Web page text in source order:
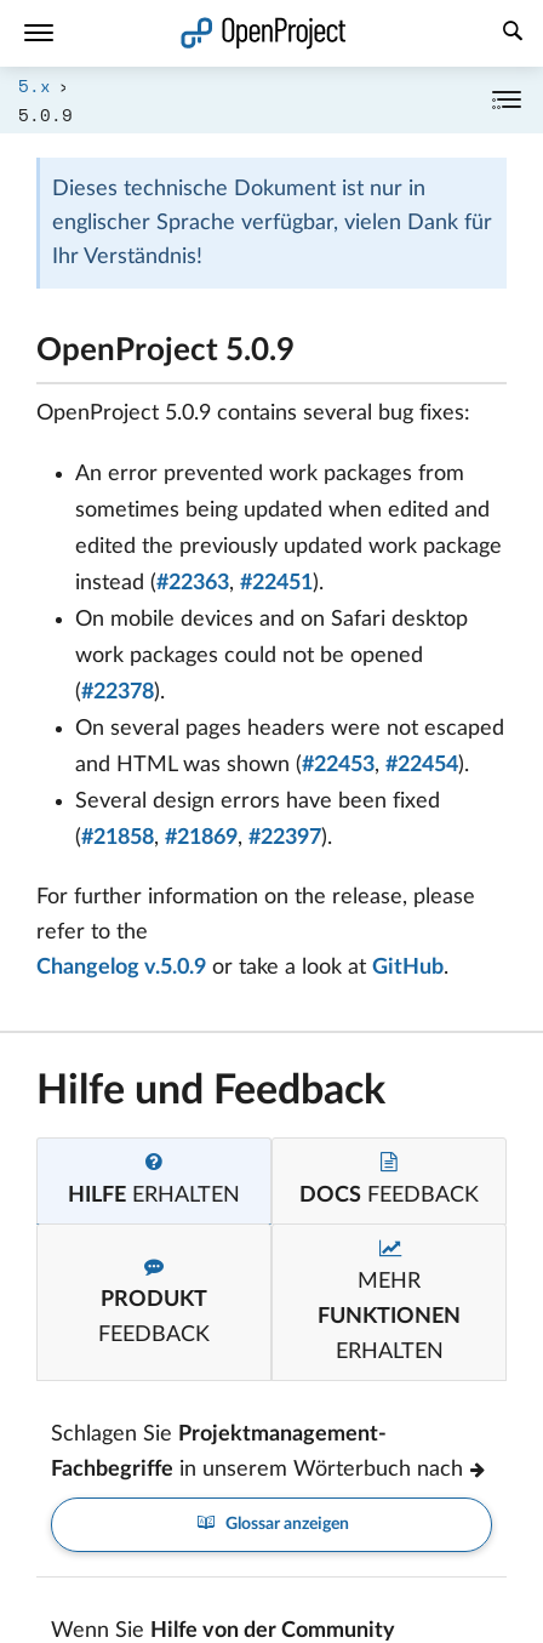
5.x
5.0.9
Dieses technische Dokument ist nur in
englischer Sprache verfügbar, vielen Dank für
Ihr Verständnis!
OpenProject 5.0.9
OpenProject 5.0.9 contains several bug fixes:
An error prevented work packages from
sometimes being updated when edited and
edited the previously updated work package
instead (#22363, #22451).
On mobile devices and on Safari desktop
work packages could not be opened
(#22378).
On several pages headers were not escaped
and HTML was shown (#22453, #22454).
Several design errors have been fixed
(#21858, #21869, #22397).
For further information on the release, please
refer to the
Changelog v.5.0.9 or take a look at GitHub.
Hilfe und Feedback
HILFE ERHALTEN DOCS FEEDBACK
PRODUKT
FEEDBACK
MEHR
FUNKTIONEN
ERHALTEN
Schlagen Sie Projektmanagement-
Fachbegriffe in unserem Wörterbuch nach
Glossar anzeigen
Wenn Sie Hilfe von der Community
Link in neuem Tab öffnen